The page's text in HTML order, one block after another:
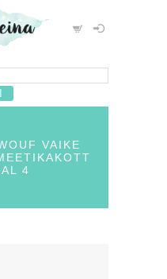
VAIKE
4